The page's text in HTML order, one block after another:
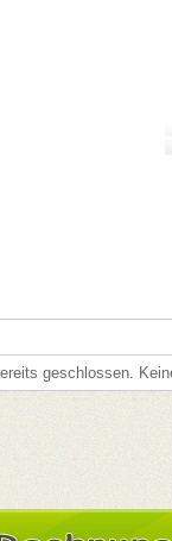
geschlossen.